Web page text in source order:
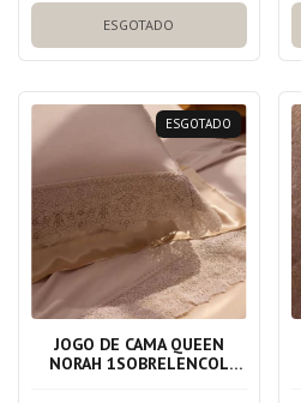
ESGOTADO
ESGOTADO
JOGO DE CAMA QUEEN
NORAH 1SOBRELENCOL